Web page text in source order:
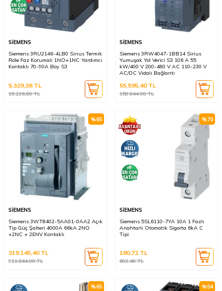
SİEMENS
Siemens 3RU2146-4LB0 Sirius Termik
Röle Faz Korumalı 1NO+1NC Yardımcı
Kontaklı 70-90A Boy S3
15.226,80TL
5.329,38TL
SİEMENS
Siemens 3RW4047-1BB14 Sirius
Yumuşak Yol Verici S3 106 A 55
kW/400 V 200-480 V AC 110-230 V
AC/DC Vidalı Bağlantı
158.844,00TL
55.595,40TL
%65
SİEMENS
Siemens 3WT8402-5AA01-0AA2 Açık
Tip Güç Şalteri 4000A 66kA 2NO
+2NC + 2ENV Kontaklı
911.844,00TL
319.145,40TL
%70
SİEMENS
Siemens 5SL6110-7YA 10A 1 Fazlı
Anahtarlı Otomatik Sigorta 6kA C
Tipi
602,40TL
180,72 TL
%65 %54